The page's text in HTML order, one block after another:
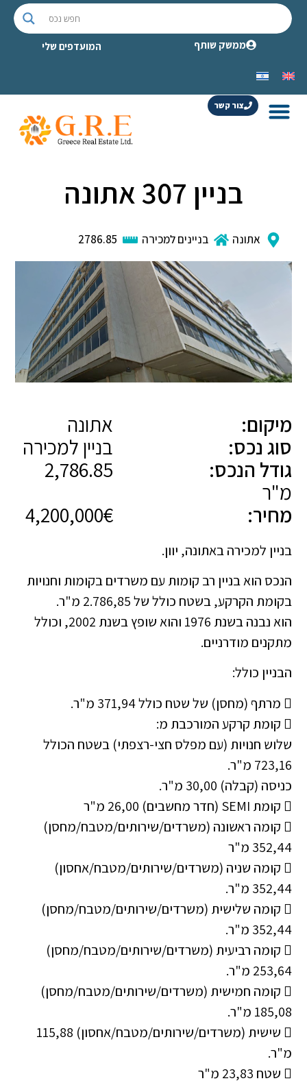
ממשק שותף המועדפים שלי
צור קשר
בניין 307 אתונה
אתונה בניינים למכירה 2786.85
מיקום:
אתונה
סוג נכס:
בניין למכירה
גודל הנכס:
2,786.85
מ"ר
מחיר:
4,200,000€
בניין למכירה באתונה, יוון.
הנכס הוא בניין רב קומות עם משרדים בקומות וחנויות
בקומת הקרקע, בשטח כולל של 2.786,85 מ"ר.
הוא נבנה בשנת 1976 והוא שופץ בשנת 2002, וכולל
מתקנים מודרניים.
הבניין כולל:
 מרתף (מחסן) של שטח כולל 371,94 מ"ר.
 קומת קרקע המורכבת מ:
שלוש חנויות (עם מפלס חצי-רצפתי) בשטח הכולל
723,16 מ"ר.
כניסה (קבלה) 30,00 מ"ר.
 קומת SEMI (חדר מחשבים) 26,00 מ"ר
 קומה ראשונה (משרדים/שירותים/מטבח/מחסן)
352,44 מ"ר
 קומה שניה (משרדים/שירותים/מטבח/אחסון)
352,44 מ"ר.
 קומה שלישית (משרדים/שירותים/מטבח/מחסן)
352,44 מ"ר.
 קומה רביעית (משרדים/שירותים/מטבח/מחסן)
253,64 מ"ר.
 קומה חמישית (משרדים/שירותים/מטבח/מחסן)
185,08 מ"ר.
 שישית (משרדים/שירותים/מטבח/אחסון) 115,88
מ"ר.
 שטח 23,83 מ"ר